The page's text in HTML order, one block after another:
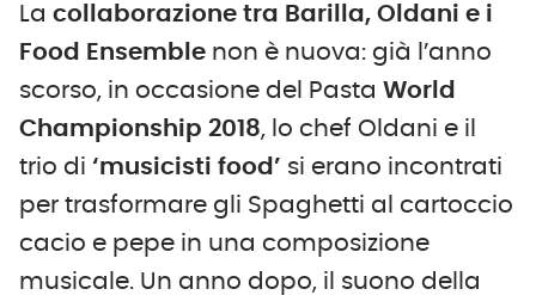
La collaborazione tra Barilla, Oldani e i
Food Ensemble non è nuova: già l’anno
scorso, in occasione del Pasta World
Championship 2018, lo chef Oldani e il
trio di ‘musicisti food’ si erano incontrati
per trasformare gli Spaghetti al cartoccio
cacio e pepe in una composizione
musicale. Un anno dopo, il suono della